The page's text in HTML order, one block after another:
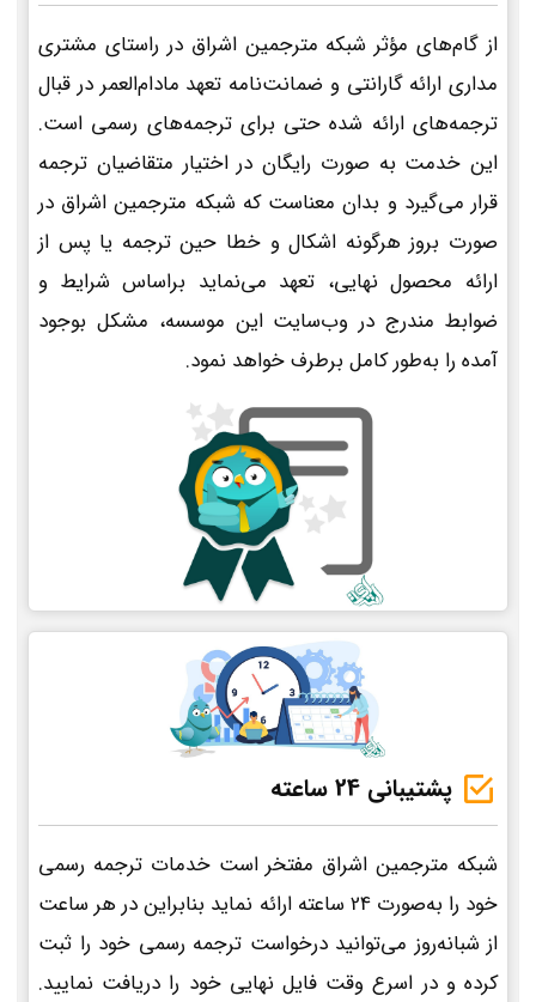
از گام‌های مؤثر شبکه مترجمین اشراق در راستای مشتری
مداری ارائه گارانتی و ضمانت‌نامه تعهد مادام‌العمر در قبال
ترجمه‌های ارائه شده حتی برای ترجمه‌های رسمی است.
این خدمت به صورت رایگان در اختیار متقاضیان ترجمه
قرار می‌گیرد و بدان معناست که شبکه مترجمین اشراق در
صورت بروز هرگونه اشکال و خطا حین ترجمه یا پس از
ارائه محصول نهایی، تعهد می‌نماید براساس شرایط و
ضوابط مندرج در وب‌سایت این موسسه، مشکل بوجود
آمده را به‌طور کامل برطرف خواهد نمود.
پشتیبانی 24 ساعته
شبکه مترجمین اشراق مفتخر است خدمات ترجمه رسمی
خود را به‌صورت 24 ساعته ارائه نماید بنابراین در هر ساعت
از شبانه‌روز می‌توانید درخواست ترجمه رسمی خود را ثبت
کرده و در اسرع وقت فایل نهایی خود را دریافت نمایید.